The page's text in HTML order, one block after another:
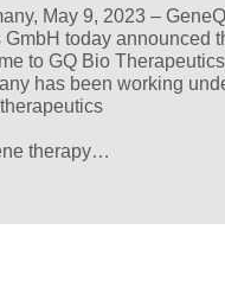
May 9, 2023 –
GmbH today announced
to GQ Bio
has been working
therapy…